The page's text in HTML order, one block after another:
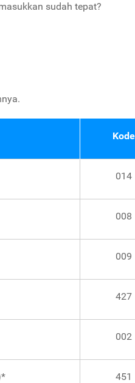
sudah tepat?
Kode
014
008
009
427
002
451